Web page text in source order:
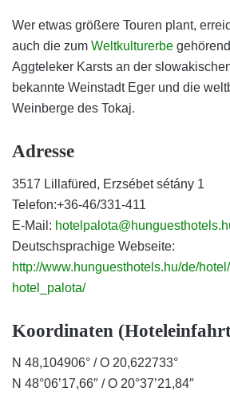
Wer etwas größere Touren plant,
auch die zum Weltkulturerbe
Aggteleker Karsts an der
bekannte Weinstadt Eger und die
Weinberge des Tokaj.
Adresse
3517 Lillafüred, Erzsébet sétány 1
Telefon:+36-46/331-411
E-Mail:
Deutschsprachige Webseite:
http://www.hunguesthotels.hu/de/
hotel_palota/
Koordinaten
N 48,104906° / O 20,622733°
N 48°06’17,66″ / O 20°37’21,84″